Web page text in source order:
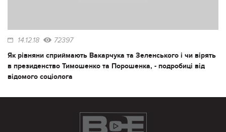
14.12.18 72397
Як рівняни сприймають Вакарчука та Зеленського і чи вірять
в президенство Тимошенко та Порошенка, - подробиці від
відомого соціолога